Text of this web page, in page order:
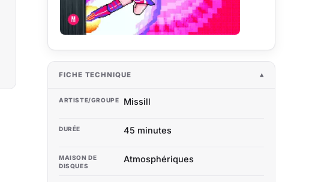
FICHE TECHNIQUE
ARTISTE/GROUPE Missill
DURÉE 45 minutes
MAISON DE
DISQUES
Atmosphériques